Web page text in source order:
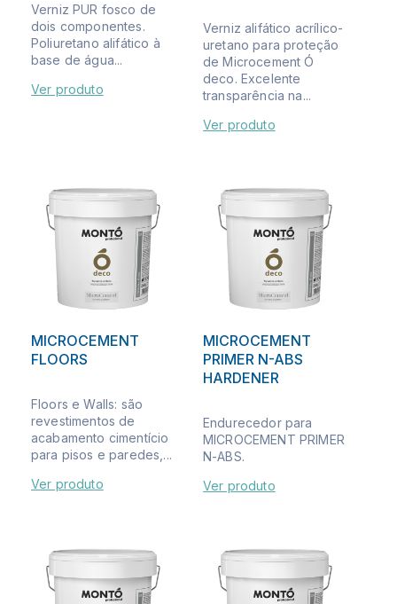
Verniz PUR fosco de
dois componentes.
Poliuretano alifático à
base de água...
Ver produto
Verniz alifático acrílico-
uretano para proteção
de Microcement Ó
deco. Excelente
transparência na...
Ver produto
MICROCEMENT
FLOORS
Floors e Walls: são
revestimentos de
acabamento cimentício
para pisos e paredes,...
Ver produto
MICROCEMENT
PRIMER N-ABS
HARDENER
Endurecedor para
MICROCEMENT PRIMER
N-ABS.
Ver produto